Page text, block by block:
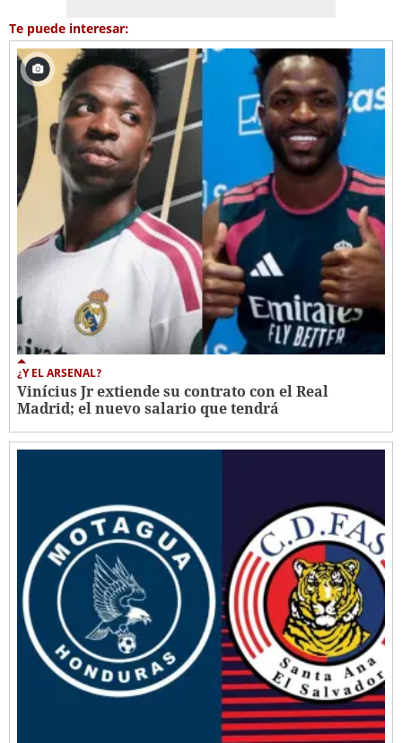
Te puede interesar:
¿Y EL ARSENAL?
Vinícius Jr extiende su contrato con el Real
Madrid; el nuevo salario que tendrá